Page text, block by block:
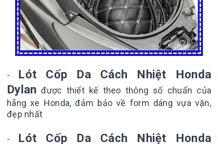
- Lót Cốp Da Cách Nhiệt Honda
Dylan được thiết kế theo thông số chuẩn của
hãng xe Honda, đảm bảo về form dáng vựa vặn,
đẹp nhất
- Lót Cốp Da Cách Nhiệt Honda